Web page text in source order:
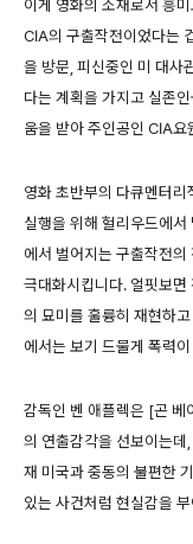
이게 영화의 소재로서 흥
CIA의 구출작전이었다는
을 방문, 피신중인 미 대사
다는 계획을 가지고 실존
움을 받아 주인공인 CIA
영화 초반부의 다큐멘터
실행을 위해 헐리우드에
에서 벌어지는 구출작전
극대화시킵니다. 얼핏보
의 묘미를 훌륭히 재현하
에서는 보기 드물게 폭력
감독인 벤 애플렉은 [곤 베
의 연출감각을 선보이는데
재 미국과 중동의 불편한
있는 사건처럼 현실감을